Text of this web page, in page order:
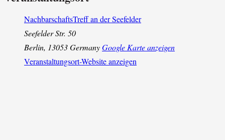
NachbarschaftsTreff an der Seefelder
Seefelder Str. 50
Berlin, 13053GermanyGoogle Karte anzeigen
Veranstaltungsort-Website anzeigen